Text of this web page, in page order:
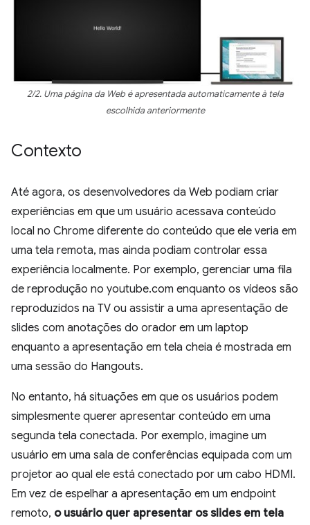
2/2. Uma página da Web é apresentada automaticamente à tela
escolhida anteriormente
Contexto
Até agora, os desenvolvedores da Web podiam criar
experiências em que um usuário acessava conteúdo
local no Chrome diferente do conteúdo que ele veria em
uma tela remota, mas ainda podiam controlar essa
experiência localmente. Por exemplo, gerenciar uma fila
de reprodução no youtube.com enquanto os vídeos são
reproduzidos na TV ou assistir a uma apresentação de
slides com anotações do orador em um laptop
enquanto a apresentação em tela cheia é mostrada em
uma sessão do Hangouts.
No entanto, há situações em que os usuários podem
simplesmente querer apresentar conteúdo em uma
segunda tela conectada. Por exemplo, imagine um
usuário em uma sala de conferências equipada com um
projetor ao qual ele está conectado por um cabo HDMI.
Em vez de espelhar a apresentação em um endpoint
remoto, o usuário quer apresentar os slides em tela